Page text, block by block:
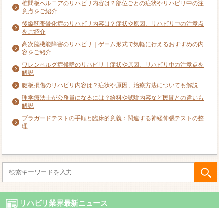
椎間板ヘルニアのリハビリ内容は？部位ごとの症状やリハビリ中の注
意点をご紹介
後縦靭帯骨化症のリハビリ内容は？症状や原因、リハビリ中の注意点
をご紹介
高次脳機能障害のリハビリ｜ゲーム形式で気軽に行えるおすすめの内
容をご紹介
ワレンベルグ症候群のリハビリ｜症状や原因、リハビリ中の注意点を
解説
腱板損傷のリハビリ内容は？症状や原因、治療方法についても解説
理学療法士が公務員になるには？給料や試験内容など民間との違いも
解説
ブラガードテストの手順と臨床的意義：関連する神経伸張テストの整
理
リハビリ業界最新ニュース